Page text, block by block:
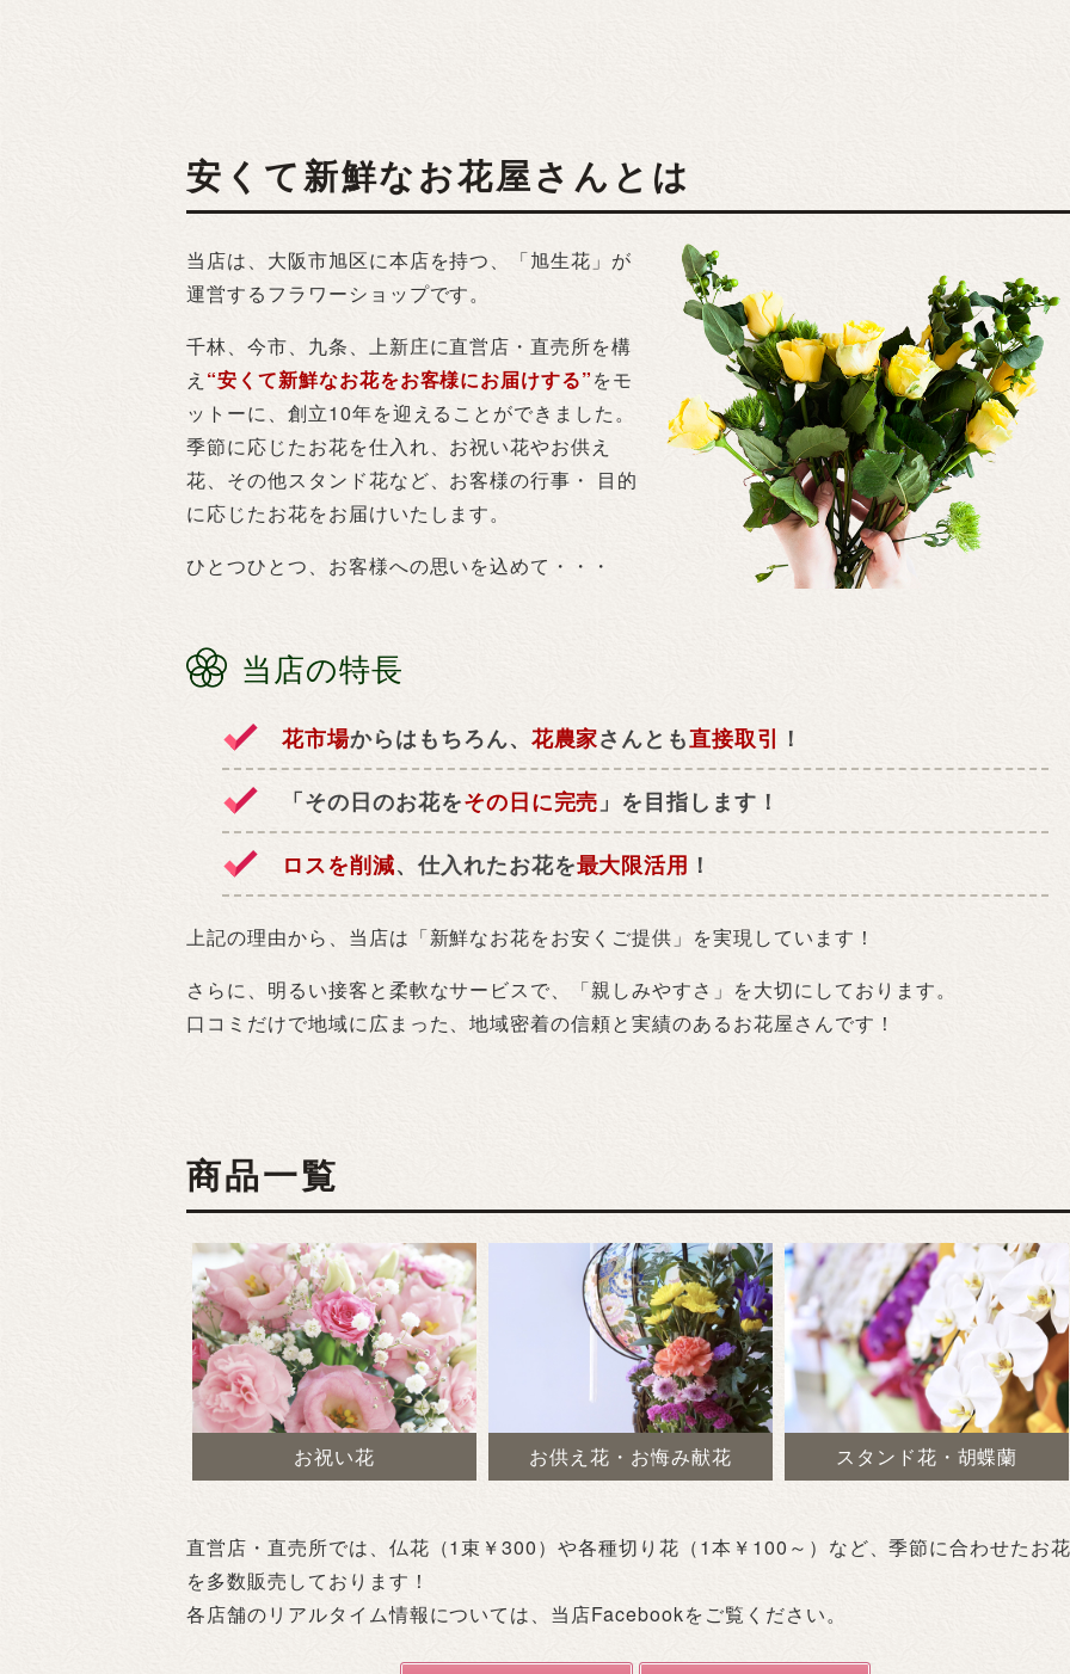
安くて新鮮なお花屋さんとは
当店は、大阪市旭区に本店を持つ、「旭生花」が
運営するフラワーショップです。
千林、今市、九条、上新庄に直営店・直売所を構
え “安くて新鮮なお花をお客様にお届けする”をモ
ットーに、創立10年を迎えることができました。
季節に応じたお花を仕入れ、お祝い花やお供え
花、その他スタンド花など、お客様の行事・ 目的
に応じたお花をお届けいたします。
ひとつひとつ、お客様への思いを込めて・・・
当店の特長
花市場からはもちろん、 花農家さんとも直接取引 ！
「その日のお花をその日に完売 」を目指します！
ロスを削減、仕入れたお花を最大限活用 ！
上記の理由から、当店は「新鮮なお花をお安くご提供」を実現しています！
さらに、明るい接客と柔軟なサービスで、「親しみやすさ」を大切にしております。
口コミだけで地域に広まった、地域密着の信頼と実績のあるお花屋さんです！
商品一覧
お祝い花 お供え花・お悔み献花 スタンド花・胡蝶蘭
直営店・直売所では、仏花（1束￥300）や各種切り花（1本￥100～）など、季節に合わせたお
を多数販売しております！
各店舗のリアルタイム情報については、当店Facebookをご覧ください。